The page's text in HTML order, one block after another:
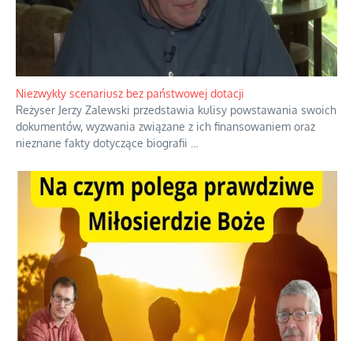
Niewygodne kulisy alpejskiego
objawienia